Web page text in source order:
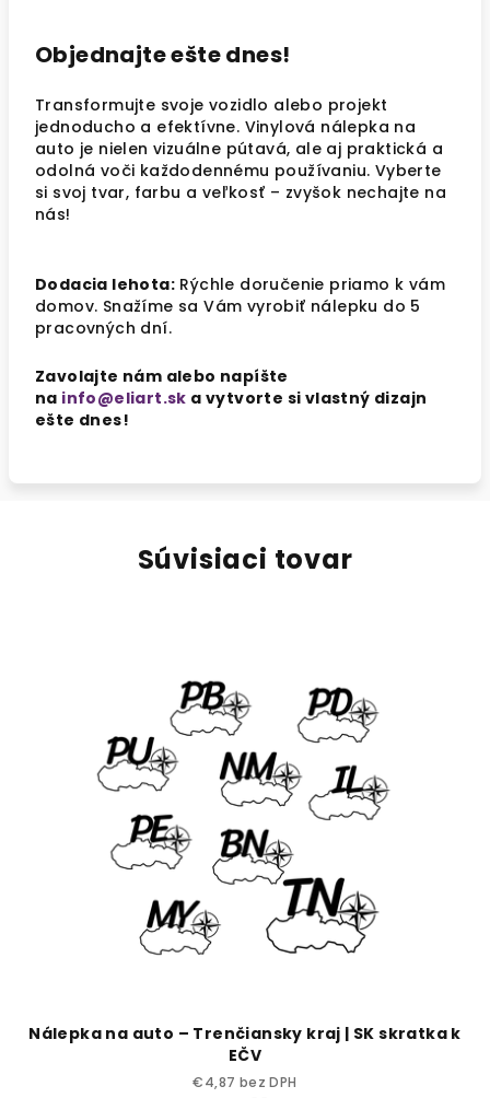
Objednajte ešte dnes!
Transformujte svoje vozidlo alebo projekt
jednoducho a efektívne. Vinylová nálepka na
auto je nielen vizuálne pútavá, ale aj praktická a
odolná voči každodennému používaniu. Vyberte
si svoj tvar, farbu a veľkosť – zvyšok nechajte na
nás!
Dodacia lehota: Rýchle doručenie priamo k vám
domov. Snažíme sa Vám vyrobiť nálepku do 5
pracovných dní.
Zavolajte nám alebo napíšte
na info@eliart.sk a vytvorte si vlastný dizajn
ešte dnes!
Súvisiaci tovar
Nálepka na auto – Trenčiansky kraj | SK skratka k
EČV
€4,87 bez DPH